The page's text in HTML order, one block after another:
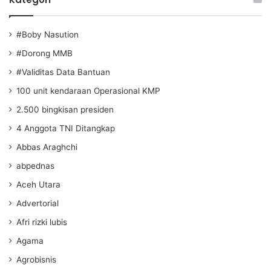
#Boby Nasution
#Dorong MMB
#Validitas Data Bantuan
100 unit kendaraan Operasional KMP
2.500 bingkisan presiden
4 Anggota TNI Ditangkap
Abbas Araghchi
abpednas
Aceh Utara
Advertorial
Afri rizki lubis
Agama
Agrobisnis